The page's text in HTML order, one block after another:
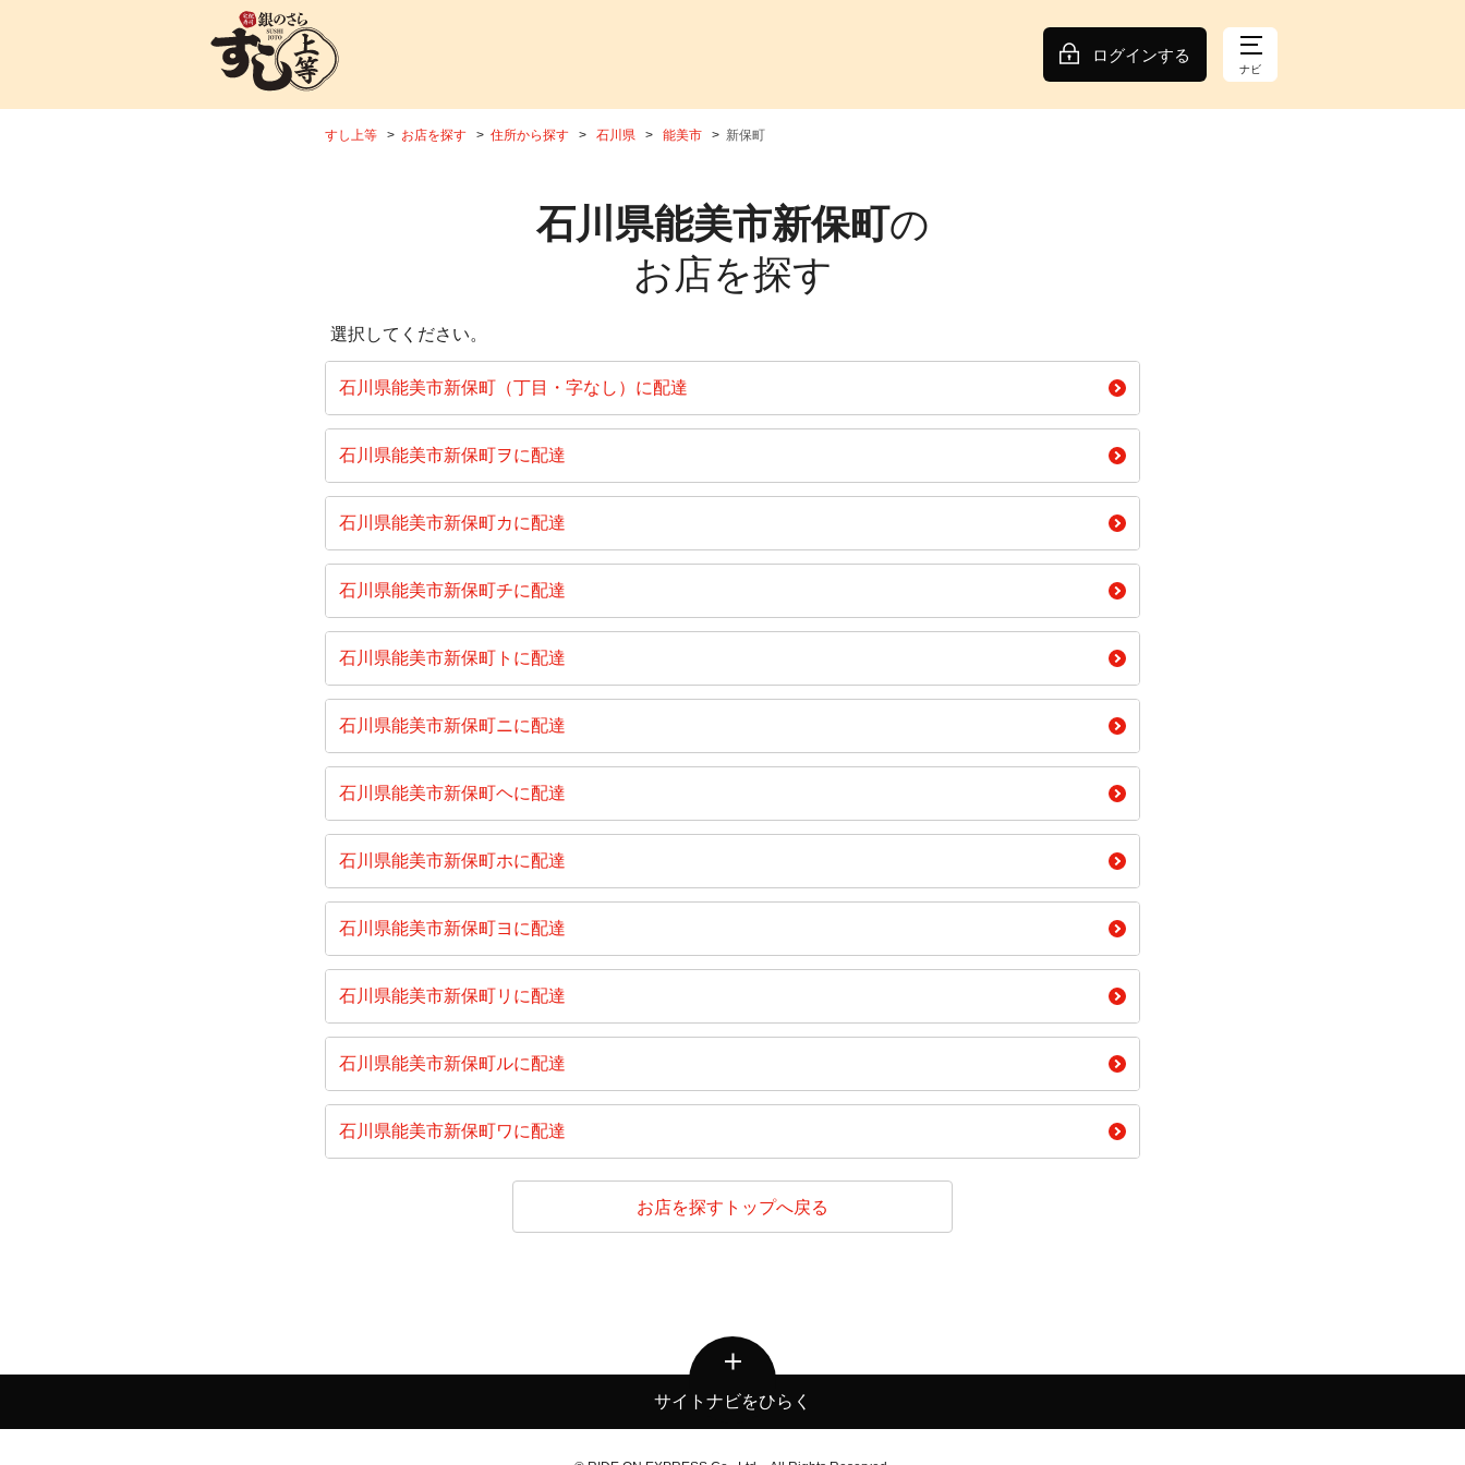
ログインする
ナビ
すし上等 お店を探す 住所から探す 石川県 能美市 新保町
石川県能美市新保町の
お店を探す
選択してください。
石川県能美市新保町（丁目・字なし）に配達
石川県能美市新保町ヲに配達
石川県能美市新保町カに配達
石川県能美市新保町チに配達
石川県能美市新保町トに配達
石川県能美市新保町ニに配達
石川県能美市新保町ヘに配達
石川県能美市新保町ホに配達
石川県能美市新保町ヨに配達
石川県能美市新保町リに配達
石川県能美市新保町ルに配達
石川県能美市新保町ワに配達
お店を探すトップへ戻る
サイトナビをひらく